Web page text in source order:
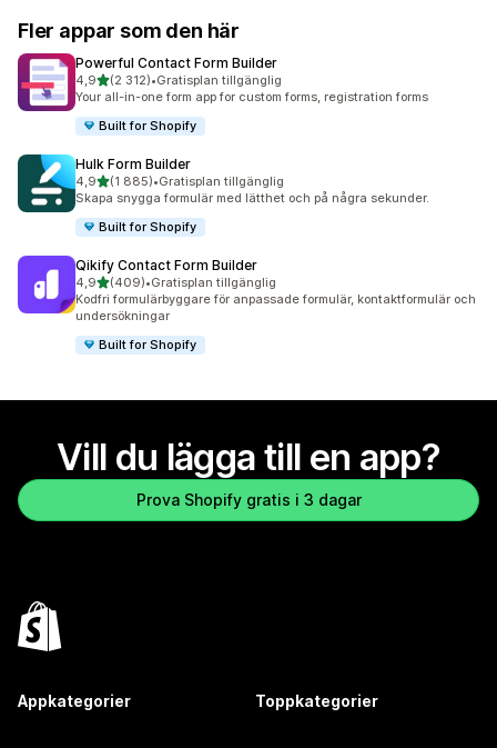
Fler appar som den här
Powerful Contact Form Builder
4,9av 5 stjärnor
(2 312)
2312 recensioner totalt
•Gratisplan tillgänglig
Your all-in-one form app for custom forms, registration forms
Built for Shopify
Hulk Form Builder
4,9av 5 stjärnor
(1 885)
1885 recensioner totalt
•Gratisplan tillgänglig
Skapa snygga formulär med lätthet och på några sekunder.
Built for Shopify
Qikify Contact Form Builder
4,9av 5 stjärnor
(409)
409 recensioner totalt
•Gratisplan tillgänglig
Kodfri formulärbyggare för anpassade formulär, kontaktformulär och
undersökningar
Built for Shopify
Vill du lägga till en app?
Prova Shopify gratis i 3 dagar
Appkategorier Toppkategorier